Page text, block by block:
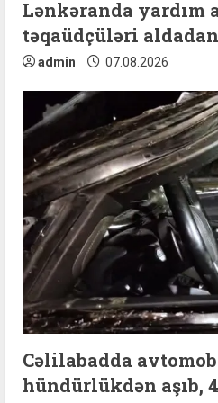
g
Lənkəranda yardım
təqaüdçüləri
admin 07.08.2026
Cəlilabadda
hündürlükdən aşıb,